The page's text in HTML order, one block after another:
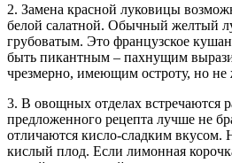
2. Замена красной луковицы
белой салатной. Обычный желтый
грубоватым. Это французское
быть пикантным – пахнущим
чрезмерно, имеющим остроту, но не
3. В овощных отделах встречаются
предложенного рецепта лучше не
отличаются кисло-сладким
кислый плод. Если лимонная